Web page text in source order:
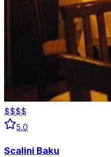
$$$$
5.0
Scalini Baku